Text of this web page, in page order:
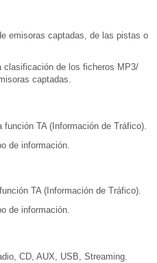
emisoras captadas, de las pistas o
clasificación de los ficheros MP3/
captadas.
función TA (Información de Tráfico).
de información.
TA (Información de Tráfico).
de información.
CD, AUX, USB, Streaming.